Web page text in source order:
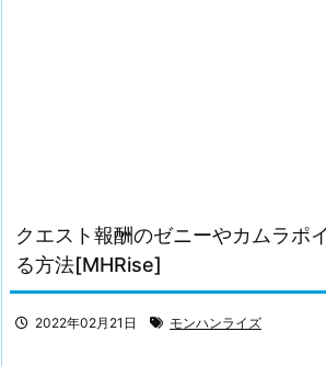
クエスト報酬のゼニーやカムラポ
る方法[MHRise]
2022年02月21日 モンハンライズ